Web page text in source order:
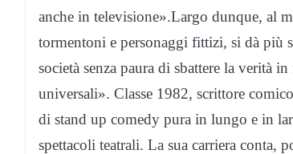
anche in televisione».Largo dunque, al
tormentoni e personaggi fittizi, si dà più
società senza paura di sbattere la verità
universali». Classe 1982, scrittore
di stand up comedy pura in lungo e in
spettacoli teatrali. La sua carriera conta,